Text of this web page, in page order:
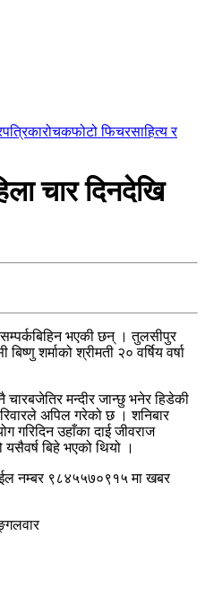
रोचकफोटो फिचरसाहित्य र
चार दिनदेखि
भएकी छन् । तुलसीपुर
शर्माको श्रीमती २० वर्षिय वर्षा
मन्दीर जान्छु भनेर हिडेकी
अपिल गरेको छ । शनिबार
गरिदिन उहाँका दाई जीवराज
बिहे भएको थियो ।
नम्बर ९८४५५७०९१५ मा खबर